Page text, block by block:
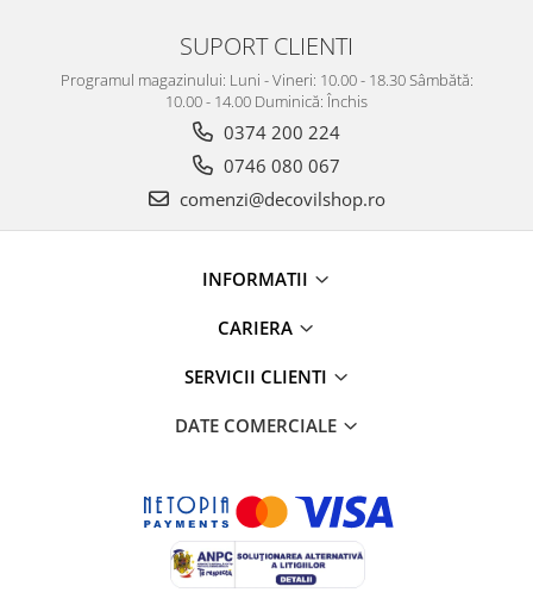
SUPORT CLIENTI
Programul magazinului: Luni - Vineri: 10.00 - 18.30 Sâmbătă:
10.00 - 14.00 Duminică: Închis
0374 200 224
0746 080 067
comenzi@decovilshop.ro
INFORMATII
CARIERA
SERVICII CLIENTI
DATE COMERCIALE